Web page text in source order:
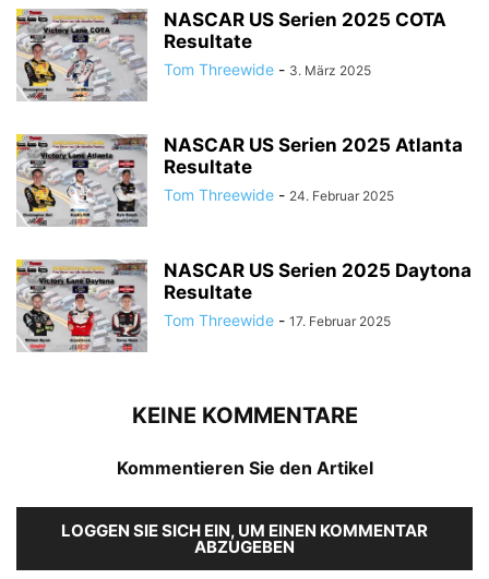
NASCAR US Serien 2025 COTA
Resultate
Tom Threewide - 3. März 2025
NASCAR US Serien 2025 Atlanta
Resultate
Tom Threewide - 24. Februar 2025
NASCAR US Serien 2025 Daytona
Resultate
Tom Threewide - 17. Februar 2025
KEINE KOMMENTARE
Kommentieren Sie den Artikel
LOGGEN SIE SICH EIN, UM EINEN KOMMENTAR
ABZUGEBEN